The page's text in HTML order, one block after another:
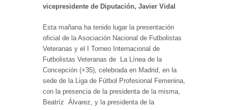
vicepresidente de Diputación, Javier Vidal
Esta mañana ha tenido lugar la presentación
oficial de la Asociación Nacional de Futbolistas
Veteranas y el I Torneo Internacional de
Futbolistas Veteranas de La Línea de la
Concepción (+35), celebrada en Madrid, en la
sede de la Liga de Fútbol Profesional Femenina,
con la presencia de la presidenta de la misma,
Beatríz Álvarez, y la presidenta de la